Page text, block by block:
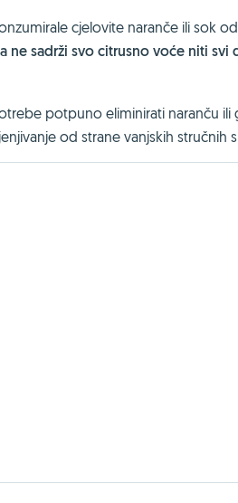
cjelovite naranče ili sok
sadrži svo citrusno voće niti svi
potpuno eliminirati naranču ili
od strane vanjskih stručnih